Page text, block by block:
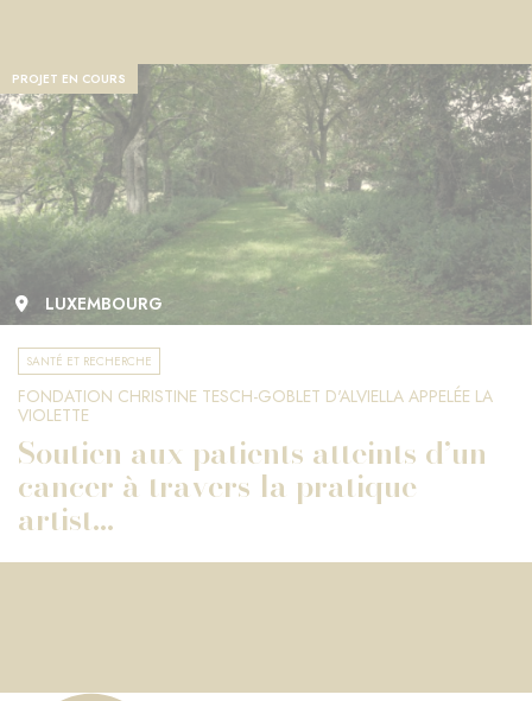
PROJET EN COURS
LUXEMBOURG
SANTÉ ET RECHERCHE
FONDATION CHRISTINE TESCH-GOBLET D'ALVIELLA APPELÉE LA
VIOLETTE
Soutien aux patients atteints d’un
cancer à travers la pratique
artist...